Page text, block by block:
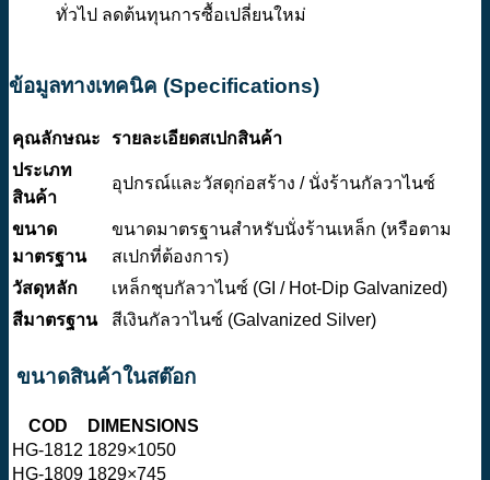
ทั่วไป ลดต้นทุนการซื้อเปลี่ยนใหม่
ข้อมูลทางเทคนิค (Specifications)
คุณลักษณะ
รายละเอียดสเปกสินค้า
ประเภท
สินค้า
อุปกรณ์และวัสดุก่อสร้าง / นั่งร้านกัลวาไนซ์
ขนาด
มาตรฐาน
ขนาดมาตรฐานสำหรับนั่งร้านเหล็ก (หรือตาม
สเปกที่ต้องการ)
วัสดุหลัก
เหล็กชุบกัลวาไนซ์ (GI / Hot-Dip Galvanized)
สีมาตรฐาน
สีเงินกัลวาไนซ์ (Galvanized Silver)
ขนาดสินค้าในสต๊อก
COD
DIMENSIONS
HG-1812 1829×1050
HG-1809 1829×745